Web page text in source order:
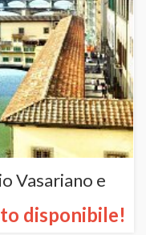
Vasariano e
disponibile!